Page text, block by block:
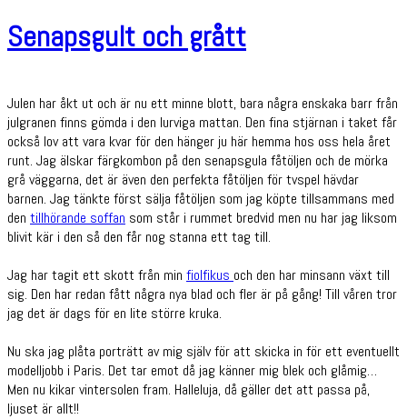
Senapsgult och grått
Julen har åkt ut och är nu ett minne blott, bara några enskaka barr från
julgranen finns gömda i den lurviga mattan. Den fina stjärnan i taket får
också lov att vara kvar för den hänger ju här hemma hos oss hela året
runt. Jag älskar färgkombon på den senapsgula fåtöljen och de mörka
grå väggarna, det är även den perfekta fåtöljen för tvspel hävdar
barnen. Jag tänkte först sälja fåtöljen som jag köpte tillsammans med
den tillhörande soffan som står i rummet bredvid men nu har jag liksom
blivit kär i den så den får nog stanna ett tag till.
Jag har tagit ett skott från min fiolfikus och den har minsann växt till
sig. Den har redan fått några nya blad och fler är på gång! Till våren tror
jag det är dags för en lite större kruka.
Nu ska jag plåta porträtt av mig själv för att skicka in för ett eventuellt
modelljobb i Paris. Det tar emot då jag känner mig blek och glåmig…
Men nu kikar vintersolen fram. Halleluja, då gäller det att passa på,
ljuset är allt!!